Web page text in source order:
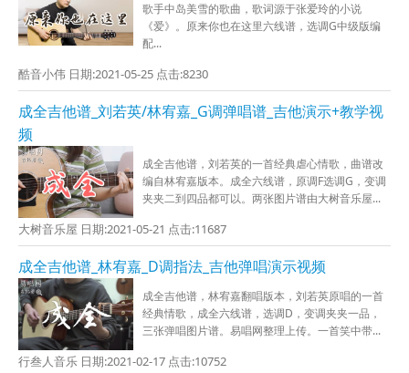
歌手中岛美雪的歌曲，歌词源于张爱玲的小说
《爱》。原来你也在这里六线谱，选调G中级版编
配...
酷音小伟 日期:2021-05-25 点击:8230
成全吉他谱_刘若英/林宥嘉_G调弹唱谱_吉他演示+教学视
频
成全吉他谱，刘若英的一首经典虐心情歌，曲谱改
编自林宥嘉版本。成全六线谱，原调F选调G，变调
夹夹二到四品都可以。两张图片谱由大树音乐屋...
大树音乐屋 日期:2021-05-21 点击:11687
成全吉他谱_林宥嘉_D调指法_吉他弹唱演示视频
成全吉他谱，林宥嘉翻唱版本，刘若英原唱的一首
经典情歌，成全六线谱，选调D，变调夹夹一品，
三张弹唱图片谱。易唱网整理上传。一首笑中带...
行叁人音乐 日期:2021-02-17 点击:10752